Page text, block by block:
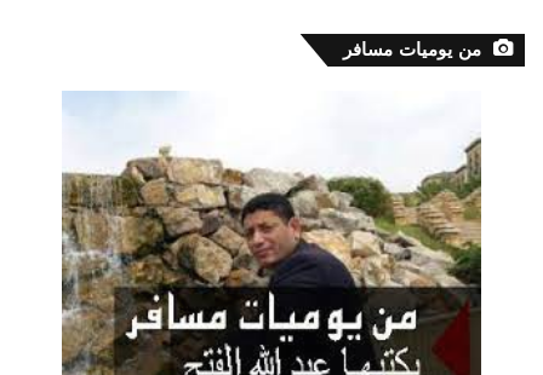
من يوميات مسافر